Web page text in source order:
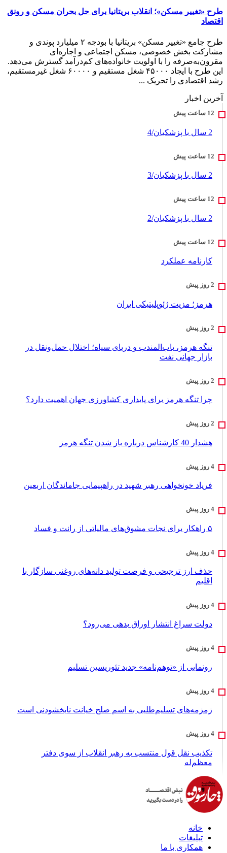
طرح «تغییر مسکن»؛ انقلاب بریتانیا برای حل بحران مسکن و رونق
اقتصاد
طرح جامع «تغییر مسکن» بریتانیا با بودجه ۲ میلیارد پوندی و
مشارکت بخش خصوصی، مسکن اجتماعی و اجاره‌ای
مقرون‌به‌صرفه را با اولویت خانواده‌های کم‌درآمد گسترش می‌دهد.
این طرح با ایجاد ۴۵۰۰۰ شغل مستقیم و ۶۰۰۰۰ شغل غیرمستقیم،
رشد اقتصادی را تحریک ...
آخرین اخبار
2 سال با پزشکیان/4
2 سال با پزشکیان/3
2 سال با پزشکیان/2
کارنامه عملکرد
هرمز؛ مزیت ژئوپلیتیکی ایران
تنگه هرمز، باب‌المندب و دریای سیاه؛ اختلال حمل‌ونقل در
بازار جهانی نفت
چرا تنگه هرمز برای پایداری کشاورزی جهان اهمیت دارد؟
هشدار 40 کارشناس درباره باز شدن تنگه هرمز
فریاد خونخواهی رهبر شهید در راهپیمایی جاماندگان اربعین
۵ راهکار برای نجات مشوق‌های مالیاتی از رانت و فساد
حذف ارز ترجیحی و فرصت تولید دانه‌های روغنی سازگار با
اقلیم
دولت سراغ انتشار اوراق بدهی می‌رود؟
رونمایی از «توهم‌نامه» جدید تئور‌یسین تسلیم
زمزمه‌های تسلیم‌طلبی به اسم صلح خیانت نابخشودنی است
تکذیب نقل قول منتسب به رهبر انقلاب از سوی دفتر
معظم‌له
خانه
تبلیغات
همکاری با ما